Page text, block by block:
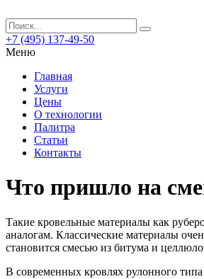
+7 (495) 137-49-50
Меню
Главная
Услуги
Цены
О технологии
Палитра
Статьи
Контакты
Что пришло на
Такие кровельные материалы как
аналогам. Классические материалы
становится смесью из битума и
В современных кровлях рулонного